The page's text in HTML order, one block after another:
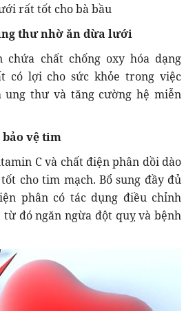
rất tốt cho bà bầu
thư nhờ ăn dừa lưới
chất chống oxy hóa dạng
có lợi cho sức khỏe trong việc
ung thư và tăng cường hệ miễn
vệ tim
C và chất điện phân dồi dào
cho tim mạch. Bổ sung đầy đủ
phân có tác dụng điều chỉnh
đó ngăn ngừa đột quỵ và bệnh